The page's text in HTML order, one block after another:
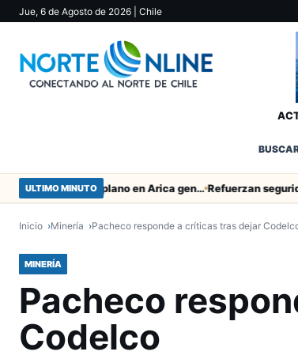
Jue, 6 de Agosto de 2026 | Chile
ULTIMO MINUTO Obras de Aguas del Altiplano en Arica generan puestos de trabajo
Inicio Minería Pacheco responde a críticas tras dejar
MINERÍA
Pacheco
Codelco